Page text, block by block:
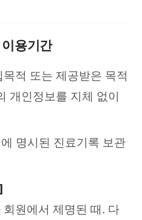
용기간
적 또는 제공받은 목적
개인정보를 지체 없이
명시된 진료기록 보관
원에서 제명된 때. 다